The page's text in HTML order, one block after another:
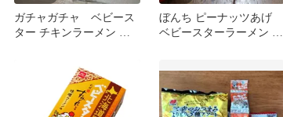
ガチャガチャ ベビース
ター チキンラーメン ミ
ぼんち ピーナッツあげ
ベビースターラーメン セ